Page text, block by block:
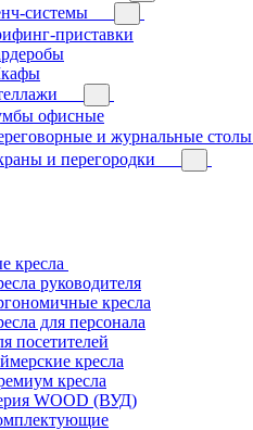
системы
приставки
офисные
и журнальные столы
и перегородки
кресла
руководителя
кресла
для персонала
посетителей
кресла
кресла
WOOD (ВУД)